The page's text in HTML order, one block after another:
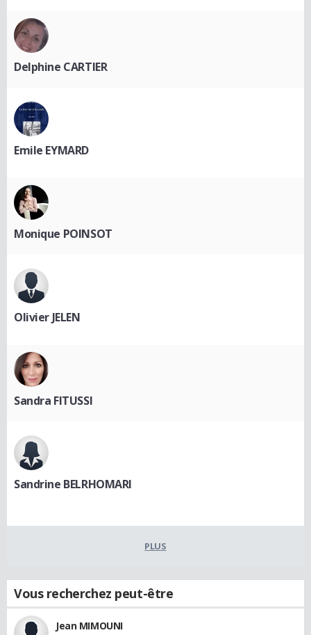
Delphine CARTIER
Emile EYMARD
Monique POINSOT
Olivier JELEN
Sandra FITUSSI
Sandrine BELRHOMARI
PLUS
Vous recherchez peut-être
Jean MIMOUNI